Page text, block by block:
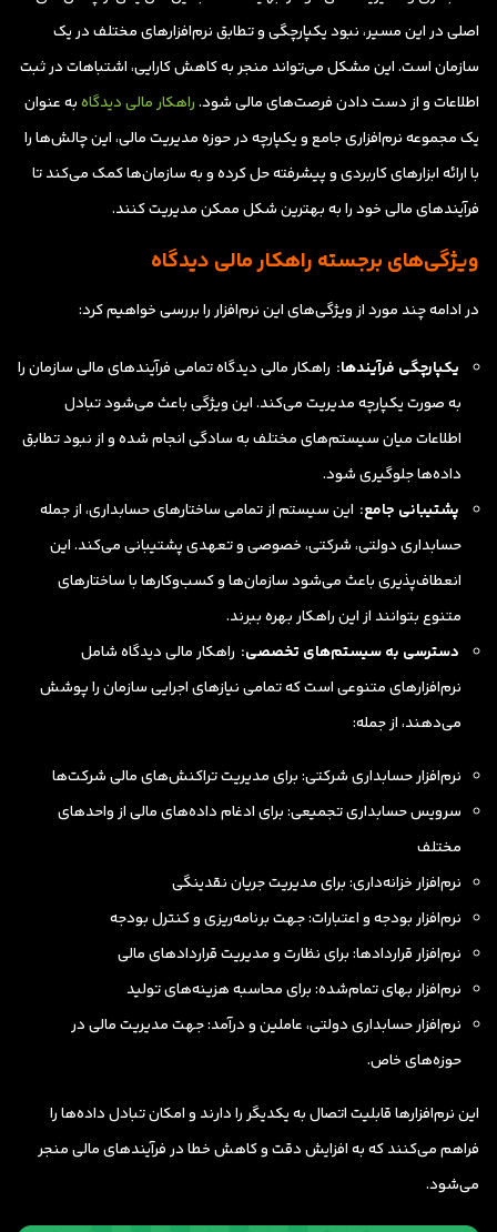
اصلی در این مسیر، نبود یکپارچگی و تطابق نرم‌افزارهای مختلف در یک
سازمان است. این مشکل می‌تواند منجر به کاهش کارایی، اشتباهات در ثبت
اطلاعات و از دست دادن فرصت‌های مالی شود.راهکار مالی دیدگاهبه عنوان
یک مجموعه نرم‌افزاری جامع و یکپارچه در حوزه مدیریت مالی، این چالش‌ها را
با ارائه ابزارهای کاربردی و پیشرفته حل کرده و به سازمان‌ها کمک می‌کند تا
فرآیندهای مالی خود را به بهترین شکل ممکن مدیریت کنند.
ویژگی‌های برجسته راهکار مالی دیدگاه
در ادامه چند مورد از ویژگی‌های این نرم‌افزار را بررسی خواهیم کرد:
یکپارچگی فرآیندها: راهکار مالی دیدگاه تمامی فرآیندهای مالی سازمان را
به صورت یکپارچه مدیریت می‌کند. این ویژگی باعث می‌شود تبادل
اطلاعات میان سیستم‌های مختلف به سادگی انجام شده و از نبود تطابق
داده‌ها جلوگیری شود.
پشتیبانی جامع: این سیستم از تمامی ساختارهای حسابداری، از جمله
حسابداری دولتی، شرکتی، خصوصی و تعهدی پشتیبانی می‌کند. این
انعطاف‌پذیری باعث می‌شود سازمان‌ها و کسب‌وکارها با ساختارهای
متنوع بتوانند از این راهکار بهره ببرند.
دسترسی به سیستم‌های تخصصی: راهکار مالی دیدگاه شامل
نرم‌افزارهای متنوعی است که تمامی نیازهای اجرایی سازمان را پوشش
می‌دهند، از جمله:
نرم‌افزار حسابداری شرکتی: برای مدیریت تراکنش‌های مالی شرکت‌ها
سرویس حسابداری تجمیعی: برای ادغام داده‌های مالی از واحدهای
مختلف
نرم‌افزار خزانه‌داری: برای مدیریت جریان نقدینگی
نرم‌افزار بودجه و اعتبارات: جهت برنامه‌ریزی و کنترل بودجه
نرم‌افزار قراردادها: برای نظارت و مدیریت قراردادهای مالی
نرم‌افزار بهای تمام‌شده: برای محاسبه هزینه‌های تولید
نرم‌افزار حسابداری دولتی، عاملین و درآمد: جهت مدیریت مالی در
حوزه‌های خاص.
این نرم‌افزارها قابلیت اتصال به یکدیگر را دارند و امکان تبادل داده‌ها را
فراهم می‌کنند که به افزایش دقت و کاهش خطا در فرآیندهای مالی منجر
می‌شود.